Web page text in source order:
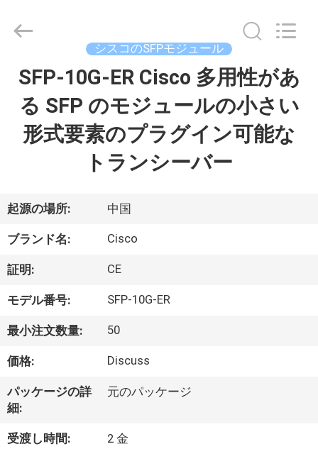
家
ビ
デ
オ
わ
た
し
LonRise
Equipment
シスコのSFPモジュール
SFP-10G-ER Cisco 多用性があ
る SFP のモジュールの小さい
形式要素のプラグイン可能な
トランシーバー
起源の場所: 中国
ブランド名: Cisco
証明: CE
モデル番号: SFP-10G-ER
最小注文数量: 50
価格: Discuss
パッケージの詳
細:
元のパッケージ
受渡し時間: 2 金